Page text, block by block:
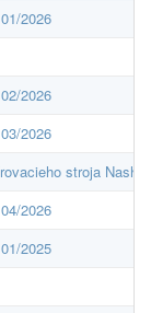
2026
2026
2026
stroja
2026
2025